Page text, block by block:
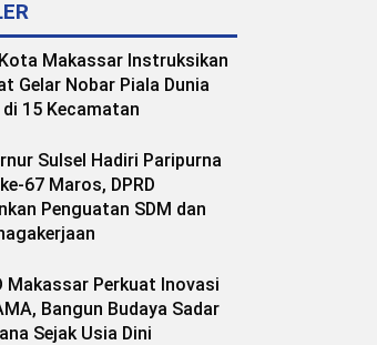
Makassar Instruksikan
Gelar Nobar Piala Dunia
di 15 Kecamatan
Sulsel Hadiri Paripurna
67 Maros, DPRD
Penguatan SDM dan
Makassar Perkuat Inovasi
Bangun Budaya Sadar
Sejak Usia Dini